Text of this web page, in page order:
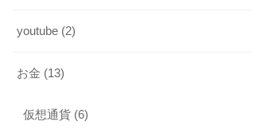
youtube (2)
お金 (13)
仮想通貨 (6)